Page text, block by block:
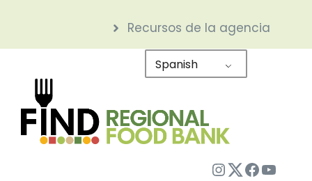
contenido
Recursos de la agencia
Spanish
Instagram
Twitter